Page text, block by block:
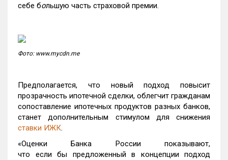
себе большую часть страховой премии.
Фото: www.mycdn.me
Предполагается, что новый подход повысит
прозрачность ипотечной сделки, облегчит гражданам
сопоставление ипотечных продуктов разных банков,
станет дополнительным стимулом для снижения
ставки ИЖК.
«Оценки Банка России показывают,
что если бы предложенный в концепции подход